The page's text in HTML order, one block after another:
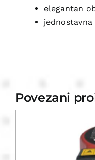
elegantan
Povezani